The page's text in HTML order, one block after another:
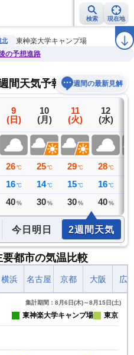
検索 現在地
報 警報・注意報 2週間天気 ラ
北
東神楽大学キャンプ場
の予想進路
間天気予報 週間の最新見解
9
(日)
26 ℃
16 ℃
40 %
10
(月)
25 ℃
14 ℃
30 %
11
(火)
29 ℃
15 ℃
30 %
12
(水)
28 ℃
16 ℃
40 %
今日明日 2週間天気
都市の気温比較
横浜 名古屋 京都 大阪 広
集計期間：8月6日(木)～8月15日(土)
東神楽大学キャンプ場 東京